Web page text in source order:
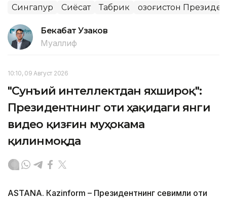
Сингапур Сиёсат Табрик Қозоғистон
Бекабат Узаков
Муаллиф
10:10, 09 Август 2026
"Сунъий интеллектдан яхшироқ":
Президентнинг оти ҳақидаги янги
видео қизғин муҳокама
қилинмоқда
ASTANА. Кazinform – Президентнинг севимли оти